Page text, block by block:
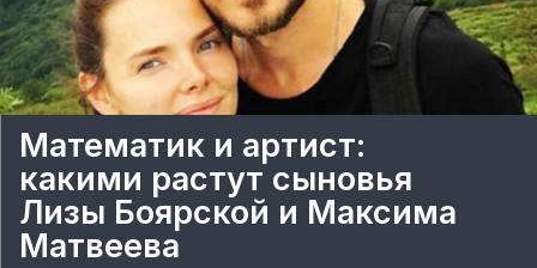
Математик и артист:
какими растут сыновья
Лизы Боярской и Максима
Матвеева